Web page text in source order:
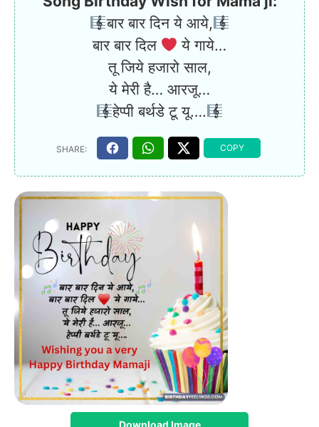
बार बार दिन ये आये,
बार बार दिल
ये गाये…
तू जिये हजारो साल,
ये मेरी है… आरजू…
हेप्पी बर्थडे टू यू….
Download Image